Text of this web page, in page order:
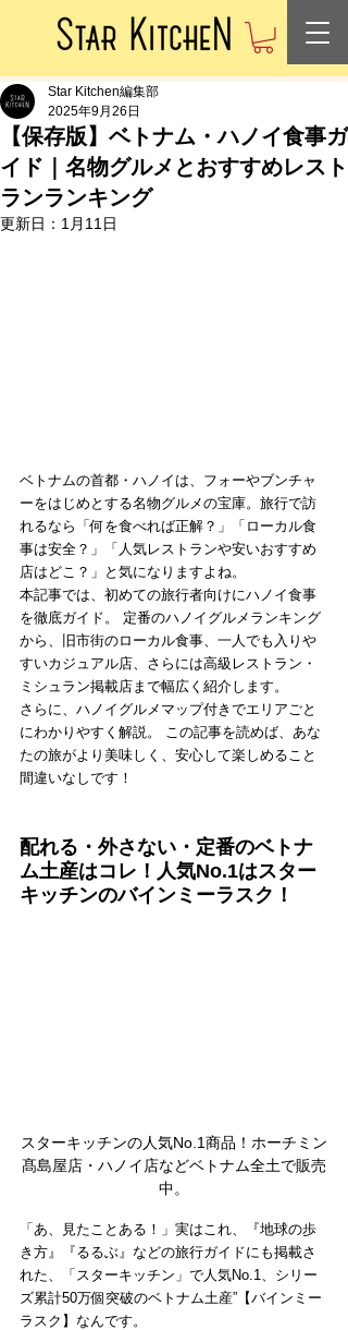
【保存版】ベトナム・ハノイ食事ガ
イド｜名物グルメとおすすめレスト
ランランキング
Star Kitchen編集部
2025年9月26日
更新日： 1月11日
ベトナムの首都・ハノイは、フォーやブンチャ
ーをはじめとする名物グルメの宝庫。旅行で訪
れるなら「何を食べれば正解？」「ローカル食
事は安全？」「人気レストランや安いおすすめ
店はどこ？」と気になりますよね。
本記事では、初めての旅行者向けにハノイ食事
を徹底ガイド。 定番のハノイグルメランキング
から、旧市街のローカル食事、一人でも入りや
すいカジュアル店、さらには高級レストラン・
ミシュラン掲載店まで幅広く紹介します。
さらに、ハノイグルメマップ付きでエリアごと
にわかりやすく解説。 この記事を読めば、あな
たの旅がより美味しく、安心して楽しめること
間違いなしです！
配れる・外さない・定番のベトナ
ム土産はコレ！人気No.1はスター
キッチンのバインミーラスク！
スターキッチンの人気No.1商品！ホーチミン
髙島屋店・ハノイ店などベトナム全土で販売
中。
「あ、見たことある！」実はこれ、『地球の歩
き方』『るるぶ』などの旅行ガイドにも掲載さ
れた、「スターキッチン」で人気No.1、シリー
ズ累計50万個突破のベトナム土産”【バインミー
ラスク】なんです。